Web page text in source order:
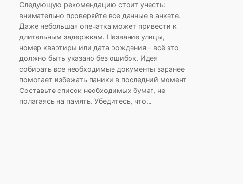
Следующую рекомендацию стоит учесть:
внимательно проверяйте все данные в анкете.
Даже небольшая опечатка может привести к
длительным задержкам. Название улицы,
номер квартиры или дата рождения – всё это
должно быть указано без ошибок. Идея
собирать все необходимые документы заранее
помогает избежать паники в последний момент.
Составьте список необходимых бумаг, не
полагаясь на память. Убедитесь, что…